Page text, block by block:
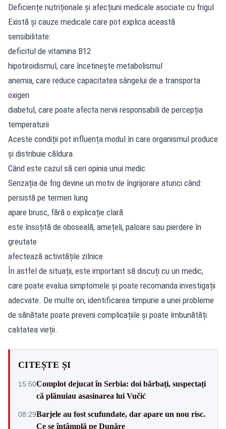
Deficiențe nutriționale și afecțiuni medicale asociate cu frigul
Există și cauze medicale care pot explica această
sensibilitate:
deficitul de vitamina B12
hipotiroidismul, care încetinește metabolismul
anemia, care reduce capacitatea sângelui de a transporta
oxigen
diabetul, care poate afecta nervii responsabili de percepția
temperaturii
Aceste condiții pot influența modul în care organismul produce
și distribuie căldura.
Când este cazul să ceri opinia unui medic
Senzația de frig devine un motiv de îngrijorare atunci când:
persistă pe termen lung
apare brusc, fără o explicație clară
este însoțită de oboseală, amețeli, paloare sau pierdere în
greutate
afectează activitățile zilnice
În astfel de situații, este important să discuți cu un medic,
care poate evalua simptomele și poate recomanda investigații
adecvate. De multe ori, identificarea timpurie a unei probleme
de sănătate poate preveni complicațiile și poate îmbunătăți
calitatea vieții.
CITEȘTE ȘI
15:50Complot dejucat în Serbia: doi bărbați, suspectați
că plănuiau asasinarea lui Vučić
08:29Barjele au fost scufundate, dar apare un nou risc.
Ce se întâmplă pe Dunăre